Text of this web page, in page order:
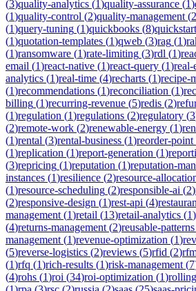
(3)quality-analytics (1)quality-assurance (1)
(1)quality-control (2)quality-management (2
(1)query-tuning (1)quickbooks (8)quickstart
(1)quotation-templates (1)qweb (3)rag (1)
(1)ransomware (1)rate-limiting (3)rdl (1)
email (1)react-native (1)react-query (1)real-
analytics (1)real-time (4)recharts (1)recipe-
(1)recommendations (1)reconciliation (1)
billing (1)recurring-revenue (5)redis (2)
(1)regulation (1)regulations (2)regulatory (3
(2)remote-work (2)renewable-energy (1)
(1)rental (3)rental-business (1)reorder-point
(1)replication (1)report-generation (1)
(3)repricing (1)reputation (1)reputation-
instances (1)resilience (2)resource-
(1)resource-scheduling (2)responsible-ai (2)
(2)responsive-design (1)rest-api (4)
management (1)retail (13)retail-analytics (1)
(4)returns-management (2)reusable-patterns
management (1)revenue-optimization (1)
(5)reverse-logistics (2)reviews (5)rfid (2)
(1)rfq (1)rich-results (1)risk-management (7
(4)rohs (1)roi (34)roi-optimization (1)